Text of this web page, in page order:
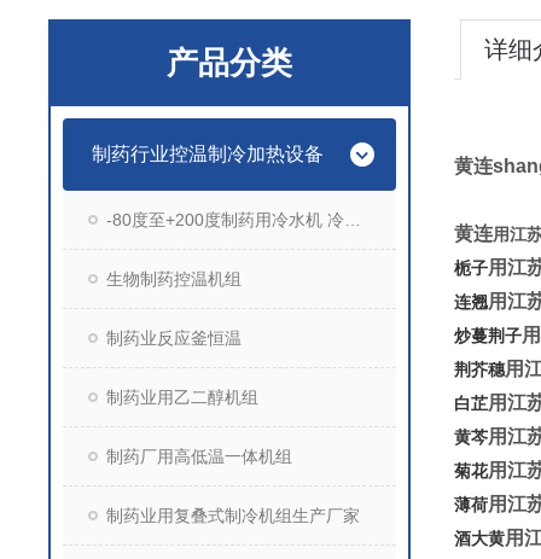
产品分类
制药行业控温制冷加热设备
生物制药控温机组
制药业反应釜恒温
制药业用乙二醇机组
制药厂用高低温一体机组
制药业用复叠式制冷机组生产厂家
详细
黄连
黄连用江
栀子用江
连翘用江
炒蔓荆子
荆芥穗用
白芷用江
黄芩用江
菊花用江
薄荷用江
酒大黄用